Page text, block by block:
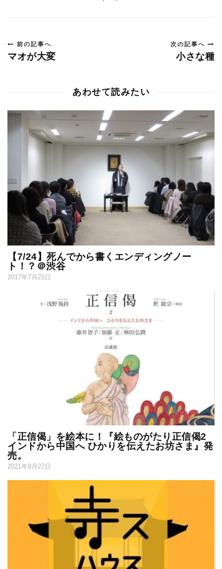
前の記事へ
マオが大変
次の記事へ
小さな種
あわせて読みたい
【7/24】死んでから書くエンディングノー
ト！？＠渋谷
2017年7月21日
「正信偈」を絵本に！『絵ものがたり正信偈2
インドから中国へ ひかりを伝えたお坊さま』発
売。
2021年9月27日